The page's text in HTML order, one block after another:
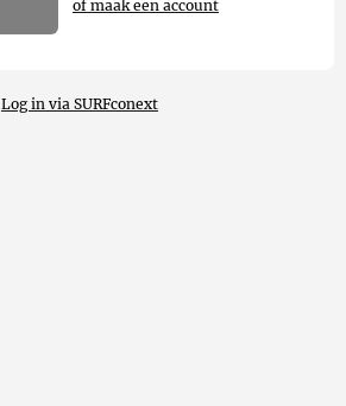
of maak een account
Log in via SURFconext